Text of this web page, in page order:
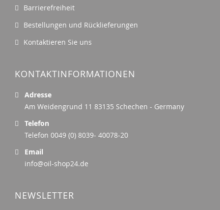
Barrierefreiheit
Bestellungen und Rücklieferungen
Kontaktieren Sie uns
KONTAKTINFORMATIONEN
Adresse
Am Weidengrund 11 83135 Schechen - Germany
Telefon
Telefon 0049 (0) 8039- 40078-20
Email
info@oil-shop24.de
NEWSLETTER